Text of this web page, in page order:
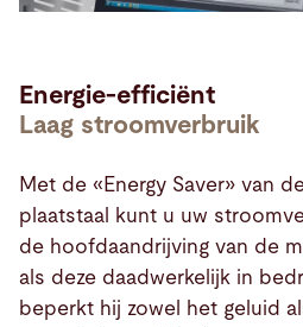
Energie-efficiënt
Laag stroomverbruik
Met de «Energy Saver» van
plaatstaal kunt u uw
de hoofdaandrijving van de
als deze daadwerkelijk in
beperkt hij zowel het geluid